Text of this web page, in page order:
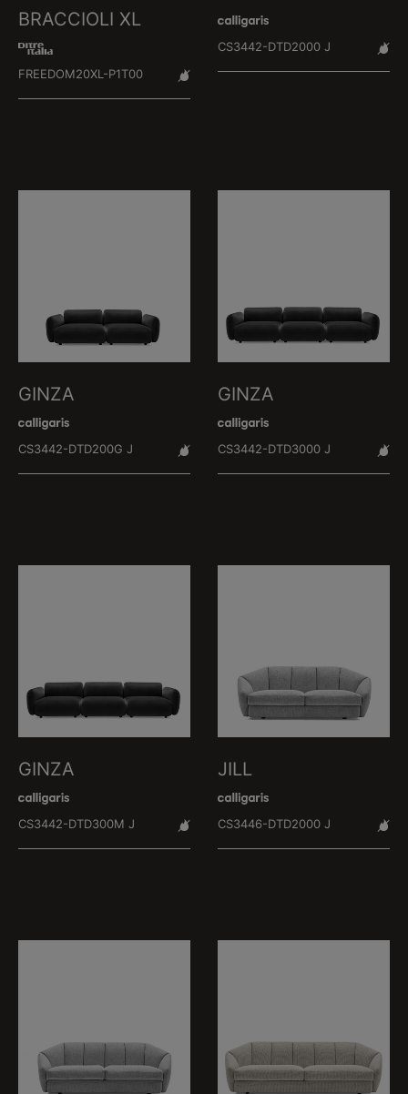
BRACCIOLI XL
FREEDOM20XL-P1T00
CS3442-DTD2000 J
GINZA
CS3442-DTD200G J
GINZA
CS3442-DTD3000 J
GINZA
CS3442-DTD300M J
JILL
CS3446-DTD2000 J